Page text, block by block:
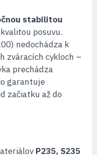
stabilitou
posuvu.
nedochádza k
zváracích cykloch –
prechádza
garantuje
začiatku až do
P235, S235